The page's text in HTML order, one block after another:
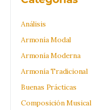
Análisis
Armonía Modal
Armonía Moderna
Armonía Tradicional
Buenas Prácticas
Composición Musical